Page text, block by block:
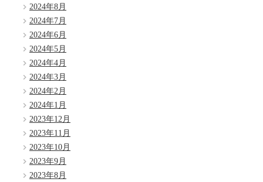
2024年8月
2024年7月
2024年6月
2024年5月
2024年4月
2024年3月
2024年2月
2024年1月
2023年12月
2023年11月
2023年10月
2023年9月
2023年8月